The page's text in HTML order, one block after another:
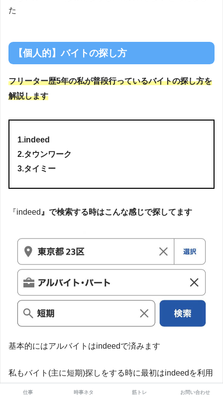
た
【個人的】バイトの探し方
フリーター歴5年の私が普段行っているバイトの探し方を
解説します
1.indeed
2.タウンワーク
3.タイミー
『indeed 』で検索する時はこんな感じで探してます
基本的にはアルバイトはindeedで済みます
私もバイト(主に短期)探しをする時に最初はindeedを利用
します
仕事 時事ネタ 筋トレ お問い合わせ